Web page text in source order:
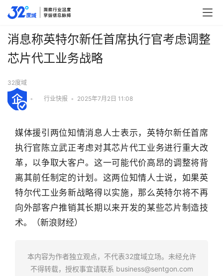
行
业
消息称英特尔新任首席执行官考虑调整
芯片代工业务战略
32度域
• 行业快报 • 2025年7月2日 11:08
媒体援引两位知情消息人士表示，英特尔新任首席
执行官陈立武正考虑对其芯片代工业务进行重大改
革，以争取大客户。这一可能代价高昂的调整将背
离其前任制定的计划。这两位知情人士说，如果英
特尔代工业务新战略得以实施，那么英特尔将不再
向外部客户推销其长期以来开发的某些芯片制造技
术。（新浪财经）
本内容为作者独立观点，不代表32度域立场。未经允许
不得转载，授权事宜请联系 business@sentgon.com